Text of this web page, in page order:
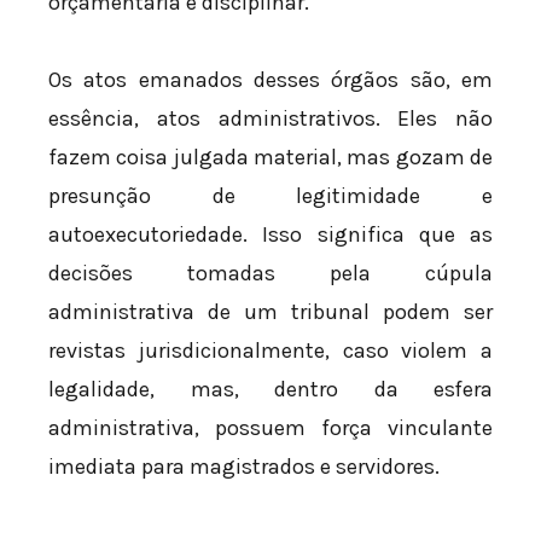
Os atos emanados desses órgãos são, em
essência, atos administrativos. Eles não
fazem coisa julgada material, mas gozam de
presunção de legitimidade e
autoexecutoriedade. Isso significa que as
decisões tomadas pela cúpula
administrativa de um tribunal podem ser
revistas jurisdicionalmente, caso violem a
legalidade, mas, dentro da esfera
administrativa, possuem força vinculante
imediata para magistrados e servidores.